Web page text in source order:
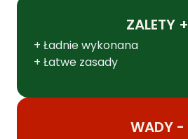
ZALETY +
+ Ładnie wykonana
+ Łatwe zasady
WADY -